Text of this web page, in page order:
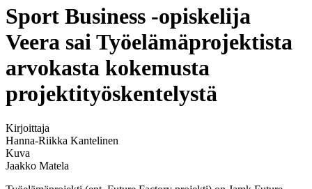
Sport Business -opiskelija
Veera sai Työelämäprojektista
arvokasta kokemusta
projektityöskentelystä
Kirjoittaja
Hanna-Riikka Kantelinen
Kuva
Jaakko Matela